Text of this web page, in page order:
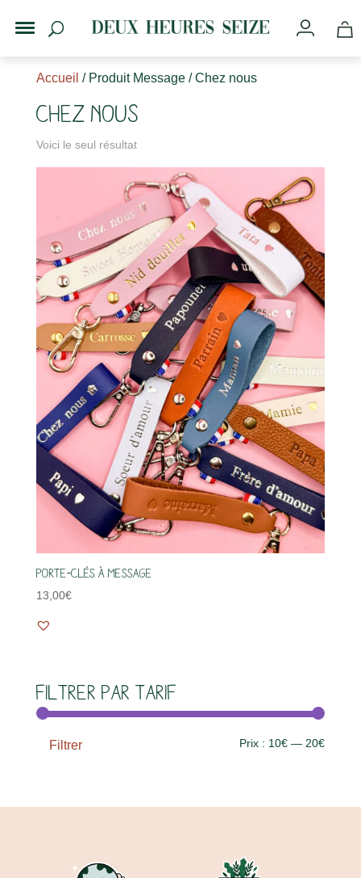
Accueil / Produit Message / Chez nous
Chez nous
Voici le seul résultat
Porte-clés à message
13,00€
Filtrer par tarif
Prix
Prix
Filtrer Prix : 10€ — 20€